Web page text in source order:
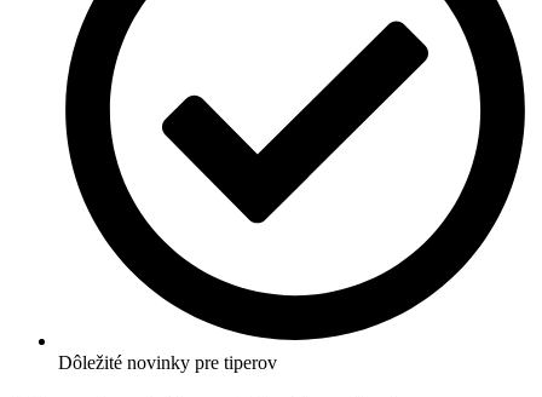
Dôležité novinky pre tiperov